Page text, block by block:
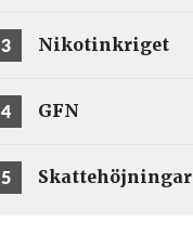
3 Nikotinkriget
4 GFN
5 Skattehöjningar